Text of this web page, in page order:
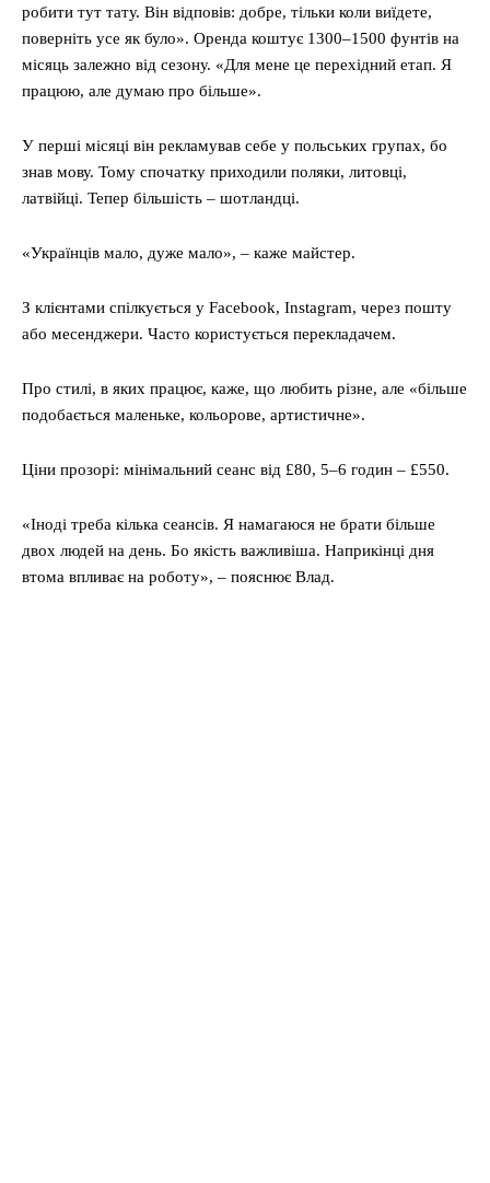
робити тут тату. Він відповів: добре, тільки коли виїдете,
поверніть усе як було». Оренда коштує 1300–1500 фунтів на
місяць залежно від сезону. «Для мене це перехідний етап. Я
працюю, але думаю про більше».
У перші місяці він рекламував себе у польських групах, бо
знав мову. Тому спочатку приходили поляки, литовці,
латвійці. Тепер більшість – шотландці.
«Українців мало, дуже мало», – каже майстер.
З клієнтами спілкується у Facebook, Instagram, через пошту
або месенджери. Часто користується перекладачем.
Про стилі, в яких працює, каже, що любить різне, але «більше
подобається маленьке, кольорове, артистичне».
Ціни прозорі: мінімальний сеанс від £80, 5–6 годин – £550.
«Іноді треба кілька сеансів. Я намагаюся не брати більше
двох людей на день. Бо якість важливіша. Наприкінці дня
втома впливає на роботу», – пояснює Влад.